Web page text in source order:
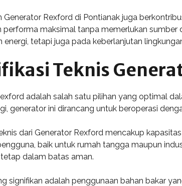
Generator Rexford di Pontianak juga
performa maksimal tanpa memerlukan
energi, tetapi juga pada keberlanjutan
Teknis
adalah salah satu pilihan yang optimal
generator ini dirancang untuk beroperasi
dari Generator Rexford mencakup
baik untuk rumah tangga maupun
dalam batas aman.
signifikan adalah penggunaan bahan bakar